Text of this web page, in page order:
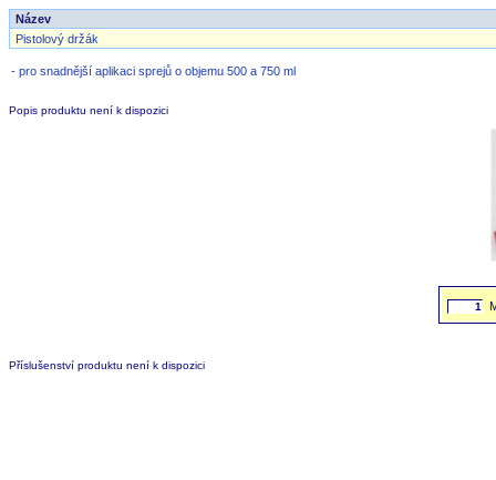
Název
Pistolový držák
- pro snadnější aplikaci sprejů o objemu 500 a 750 ml
Popis produktu není k dispozici
Příslušenství produktu není k dispozici